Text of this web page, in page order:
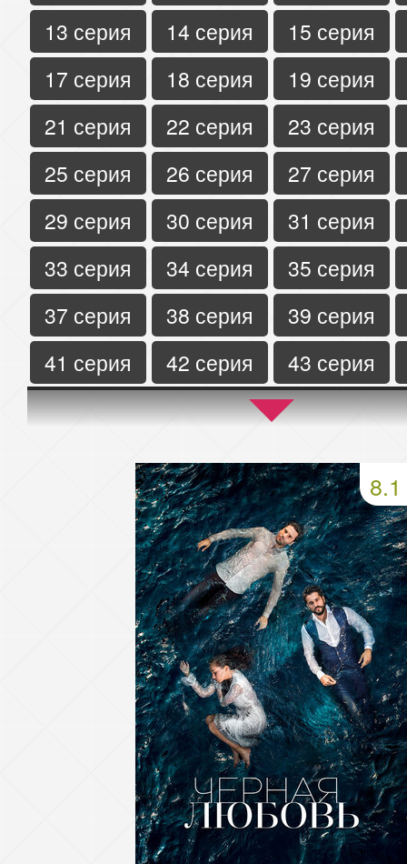
13 серия
14 серия
15 серия
17 серия
18 серия
19 серия
21 серия
22 серия
23 серия
25 серия
26 серия
27 серия
29 серия
30 серия
31 серия
33 серия
34 серия
35 серия
37 серия
38 серия
39 серия
41 серия
42 серия
43 серия
45 серия
46 серия
47 серия
50 серия
51 серия
54 серия
55 серия
58 серия
59 серия
62 серия
63 серия
66 серия
67 серия
70 серия
71 серия
74 серия
75 серия
78 серия
79 серия
82 серия
83 серия
8.1